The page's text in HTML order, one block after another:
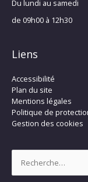
Du lundi au samedi
de 09h00 à 12h30
Liens
Accessibilité
Plan du site
Mentions légales
Politique de
Gestion des cookies